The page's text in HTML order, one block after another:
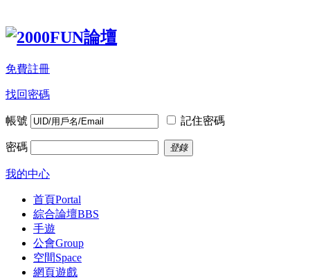
免費註冊
找回密碼
帳號 記住密碼
密碼 登錄
我的中心
首頁Portal
綜合論壇BBS
手遊
公會Group
空間Space
網頁遊戲